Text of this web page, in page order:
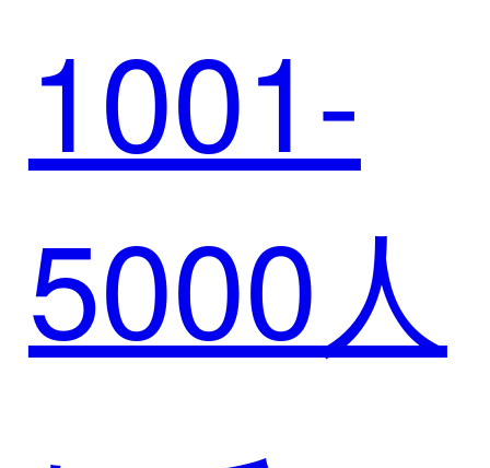
数智化
升级
达成战
略合作
1001-
5000人